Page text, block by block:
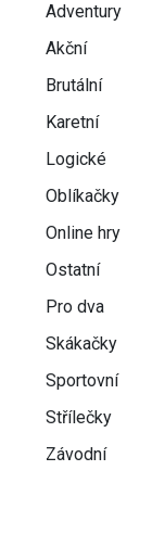
Adventury
Akční
Brutální
Karetní
Logické
Oblíkačky
Online hry
Ostatní
Pro dva
Skákačky
Sportovní
Střílečky
Závodní